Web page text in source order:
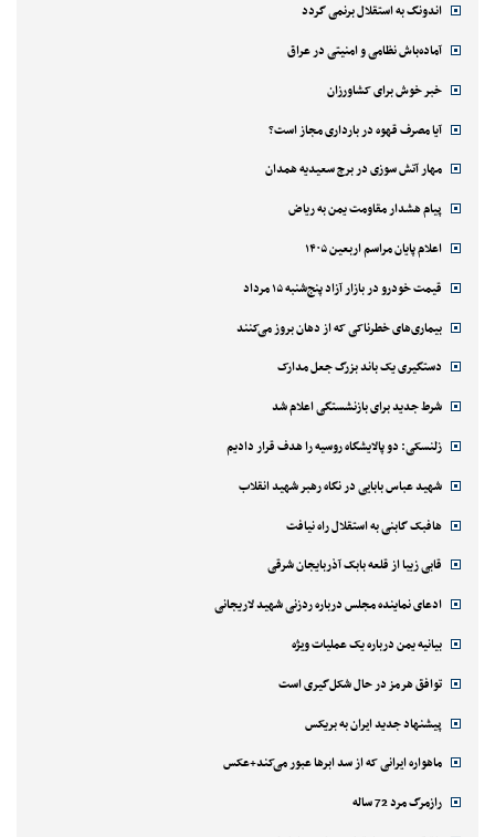
اندونگ به استقلال برنمی گردد
آماده‌باش نظامی و امنیتی در عراق
خبر خوش برای کشاورزان
آیا مصرف قهوه در بارداری مجاز است؟
مهار آتش سوزی در برج سعیدیه همدان
پیام هشدار مقاومت یمن به ریاض
اعلام پایان مراسم اربعین ۱۴۰۵
قیمت خودرو در بازار آزاد پنج‌شنبه ۱۵ مرداد
بیماری‌های خطرناکی که از دهان بروز می‌کنند
دستگیری یک باند بزرگ جعل مدارک
شرط جدید برای بازنشستگی اعلام شد
زلنسکی: دو پالایشگاه روسیه را هدف قرار دادیم
شهید عباس بابایی در نگاه رهبر شهید انقلاب
هافبک گابنی به استقلال راه نیافت
قابی زیبا از قلعه بابک آذربایجان شرقی
ادعای نماینده مجلس درباره ردزنی شهید لاریجانی
بیانیه یمن درباره یک عملیات ویژه
توافق هرمز در حال شکل‌گیری است
پیشنهاد جدید ایران به بریکس
ماهواره ایرانی که از سد ابرها عبور می‌کند+عکس
رازمرگ مرد 72 ساله